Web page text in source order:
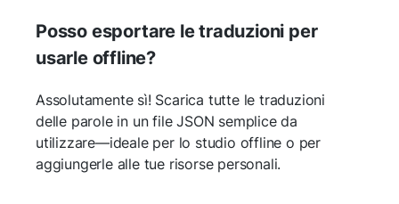
Posso esportare le traduzioni per
usarle offline?
Assolutamente sì! Scarica tutte le traduzioni
delle parole in un file JSON semplice da
utilizzare—ideale per lo studio offline o per
aggiungerle alle tue risorse personali.